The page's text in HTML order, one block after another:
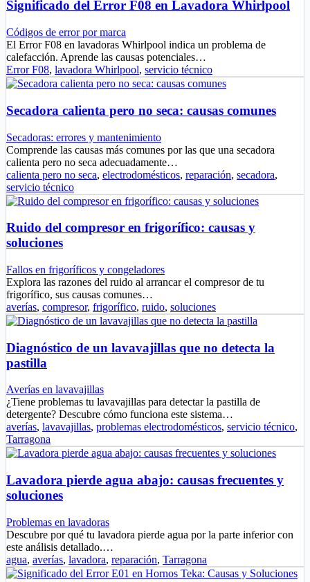
Significado del Error F08 en Lavadora Whirlpool
Códigos de error por marca
El Error F08 en lavadoras Whirlpool indica un problema de
calefacción. Aprende las causas potenciales…
Error F08, lavadora Whirlpool, servicio técnico
Secadora calienta pero no seca: causas comunes
Secadoras: errores y mantenimiento
Comprende las causas más comunes por las que una secadora
calienta pero no seca adecuadamente…
calienta pero no seca, electrodomésticos, reparación, secadora,
servicio técnico
Ruido del compresor en frigorífico: causas y
soluciones
Fallos en frigoríficos y congeladores
Explora las razones del ruido al arrancar el compresor de tu
frigorífico, sus causas comunes…
averías, compresor, frigorífico, ruido, soluciones
Diagnóstico de un lavavajillas que no detecta la
pastilla
Averías en lavavajillas
¿Tiene problemas tu lavavajillas para detectar la pastilla de
detergente? Descubre cómo funciona este sistema…
averías, lavavajillas, problemas electrodomésticos, servicio técnico,
Tarragona
Lavadora pierde agua abajo: causas frecuentes y
soluciones
Problemas en lavadoras
Descubre por qué tu lavadora pierde agua por la parte inferior con
este análisis detallado.…
agua, averías, lavadora, reparación, Tarragona